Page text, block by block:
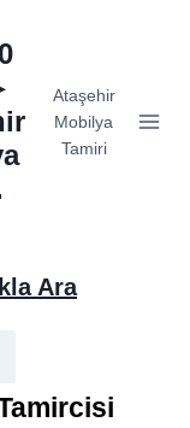
Ataşehir
Mobilya
Tamiri
Ara